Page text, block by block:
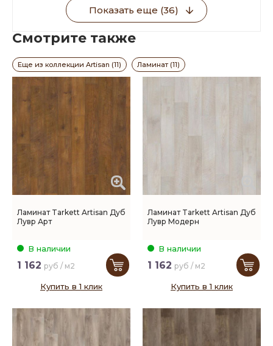
Показать еще (36)
Смотрите также
Еще из коллекции Artisan (11) Ламинат (11)
Ламинат Tarkett Artisan Дуб
Лувр Арт
В наличии
1 162 руб / м2
Купить в 1 клик
Ламинат Tarkett Artisan Дуб
Лувр Модерн
В наличии
1 162 руб / м2
Купить в 1 клик